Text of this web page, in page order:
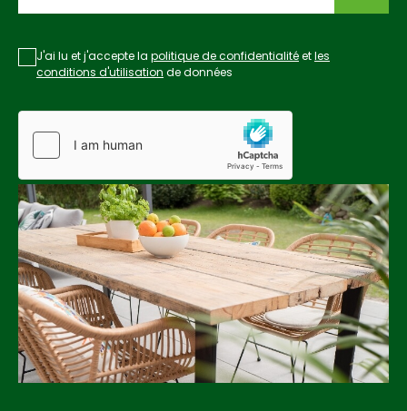
J'ai lu et j'accepte la politique de confidentialitéetles
conditions d'utilisation de données